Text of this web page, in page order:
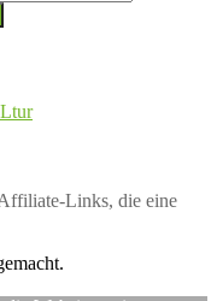
Links, die eine